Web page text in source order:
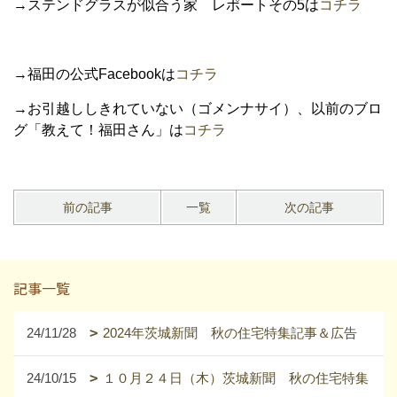
→ステンドグラスが似合う家 レポートその5はコチラ
→福田の公式Facebookはコチラ
→お引越ししきれていない（ゴメンナサイ）、以前のブロ
グ「教えて！福田さん」はコチラ
前の記事 一覧 次の記事
記事一覧
24/11/28 2024年茨城新聞 秋の住宅特集記事＆広告
24/10/15 １０月２４日（木）茨城新聞 秋の住宅特集